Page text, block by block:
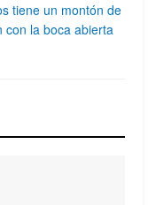
tiene un montón de
con la boca abierta